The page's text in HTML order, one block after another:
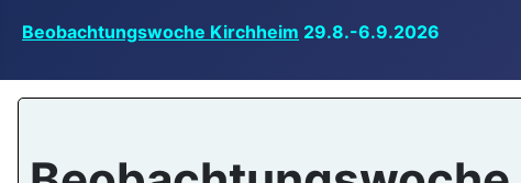
Beobachtungswoche Kirchheim 29.8.-6.9.2026